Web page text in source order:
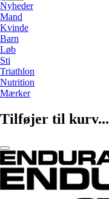
Nyheder
Mand
Kvinde
Barn
Løb
Sti
Triathlon
Nutrition
Mærker
Tilføjer til kurv...